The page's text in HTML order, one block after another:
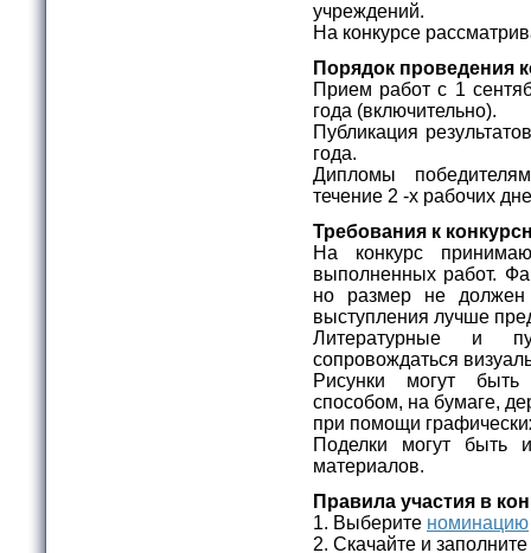
учреждений.
На конкурсе
Порядок проведения
Прием работ с 1
года (включительно).
Публикация
года.
Дипломы
течение 2 -х рабочих
Требования к
На конкурс
выполненных работ.
но размер не
выступления лучше
Литературные и
сопровождаться
Рисунки могут
способом, на бумаге,
при помощи
Поделки могут быть
материалов.
Правила участия в
1. Выберите номинацию
2. Скачайте и заполните